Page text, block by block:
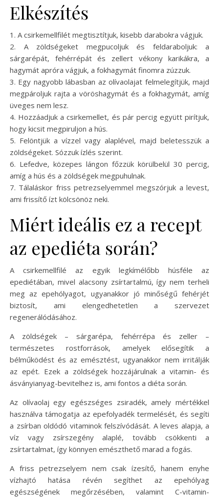
Elkészítés
1. A csirkemellfilét megtisztítjuk, kisebb darabokra vágjuk.
2. A zöldségeket megpucoljuk és feldaraboljuk: a
sárgarépát, fehérrépát és zellert vékony karikákra, a
hagymát apróra vágjuk, a fokhagymát finomra zúzzuk.
3. Egy nagyobb lábasban az olívaolajat felmelegítjük, majd
megpároljuk rajta a vöröshagymát és a fokhagymát, amíg
üveges nem lesz.
4. Hozzáadjuk a csirkemellet, és pár percig együtt pirítjuk,
hogy kicsit megpiruljon a hús.
5. Felöntjük a vízzel vagy alaplével, majd beletesszük a
zöldségeket. Sózzuk ízlés szerint.
6. Lefedve, közepes lángon főzzük körülbelül 30 percig,
amíg a hús és a zöldségek megpuhulnak.
7. Tálaláskor friss petrezselyemmel megszórjuk a levest,
ami frissítő ízt kölcsönöz neki.
Miért ideális ez a recept
az epediéta során?
A csirkemellfilé az egyik legkímélőbb húsféle az
epediétában, mivel alacsony zsírtartalmú, így nem terheli
meg az epehólyagot, ugyanakkor jó minőségű fehérjét
biztosít, ami elengedhetetlen a szervezet
regenerálódásához.
A zöldségek – sárgarépa, fehérrépa és zeller –
természetes rostforrások, amelyek elősegítik a
bélműködést és az emésztést, ugyanakkor nem irritálják
az epét. Ezek a zöldségek hozzájárulnak a vitamin- és
ásványianyag-bevitelhez is, ami fontos a diéta során.
Az olívaolaj egy egészséges zsiradék, amely mértékkel
használva támogatja az epefolyadék termelését, és segíti
a zsírban oldódó vitaminok felszívódását. A leves alapja, a
víz vagy zsírszegény alaplé, tovább csökkenti a
zsírtartalmat, így könnyen emészthető marad a fogás.
A friss petrezselyem nem csak ízesítő, hanem enyhe
vízhajtó hatása révén segíthet az epehólyag
egészségének megőrzésében, valamint C-vitamin-